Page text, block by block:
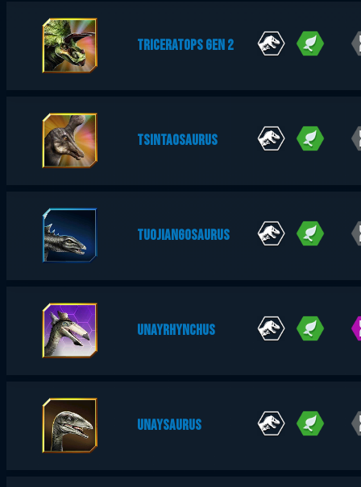
TRICERATOPS GEN 2
TSINTAOSAURUS
TUOJIANGOSAURUS
UNAYRHYNCHUS
UNAYSAURUS